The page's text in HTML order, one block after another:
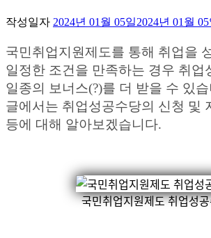
작성일자 2024년 01월 05일2024년 01월 05
국민취업지원제도를 통해 취업을
일정한 조건을 만족하는 경우 취업
일종의 보너스(?)를 더 받을 수 있
글에서는 취업성공수당의 신청 및
등에 대해 알아보겠습니다.
국민취업지원제도